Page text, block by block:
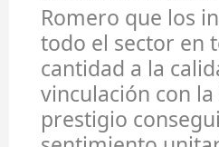
Romero que los
todo el sector en
cantidad a la
vinculación con
prestigio